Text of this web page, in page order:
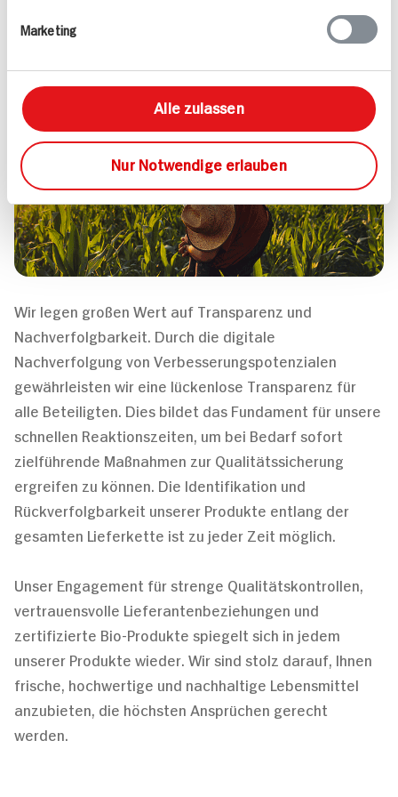
Marketing
Alle zulassen
Nur Notwendige erlauben
Institute sowie intensiven internen Audits durch unser
Qualitätsmanagement. Diese Audits bestätigen die
gleichzeitig der kontinuierlichen Weiterentwicklung
unseres Hygienekonzepts.
Wir legen großen Wert auf Transparenz und
Nachverfolgbarkeit. Durch die digitale
Nachverfolgung von Verbesserungspotenzialen
gewährleisten wir eine lückenlose Transparenz für
alle Beteiligten. Dies bildet das Fundament für unsere
schnellen Reaktionszeiten, um bei Bedarf sofort
zielführende Maßnahmen zur Qualitätssicherung
ergreifen zu können. Die Identifikation und
Rückverfolgbarkeit unserer Produkte entlang der
gesamten Lieferkette ist zu jeder Zeit möglich.
Unser Engagement für strenge Qualitätskontrollen,
vertrauensvolle Lieferantenbeziehungen und
zertifizierte Bio-Produkte spiegelt sich in jedem
unserer Produkte wieder. Wir sind stolz darauf, Ihnen
frische, hochwertige und nachhaltige Lebensmittel
anzubieten, die höchsten Ansprüchen gerecht
werden.